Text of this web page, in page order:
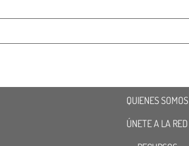
QUIENES SOMOS
ÚNETE A LA RED